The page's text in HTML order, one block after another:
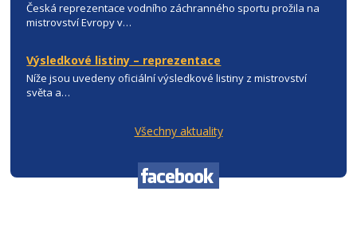
Česká reprezentace vodního záchranného sportu prožila na
mistrovství Evropy v…
Výsledkové listiny – reprezentace
Níže jsou uvedeny oficiální výsledkové listiny z mistrovství
světa a…
Všechny aktuality